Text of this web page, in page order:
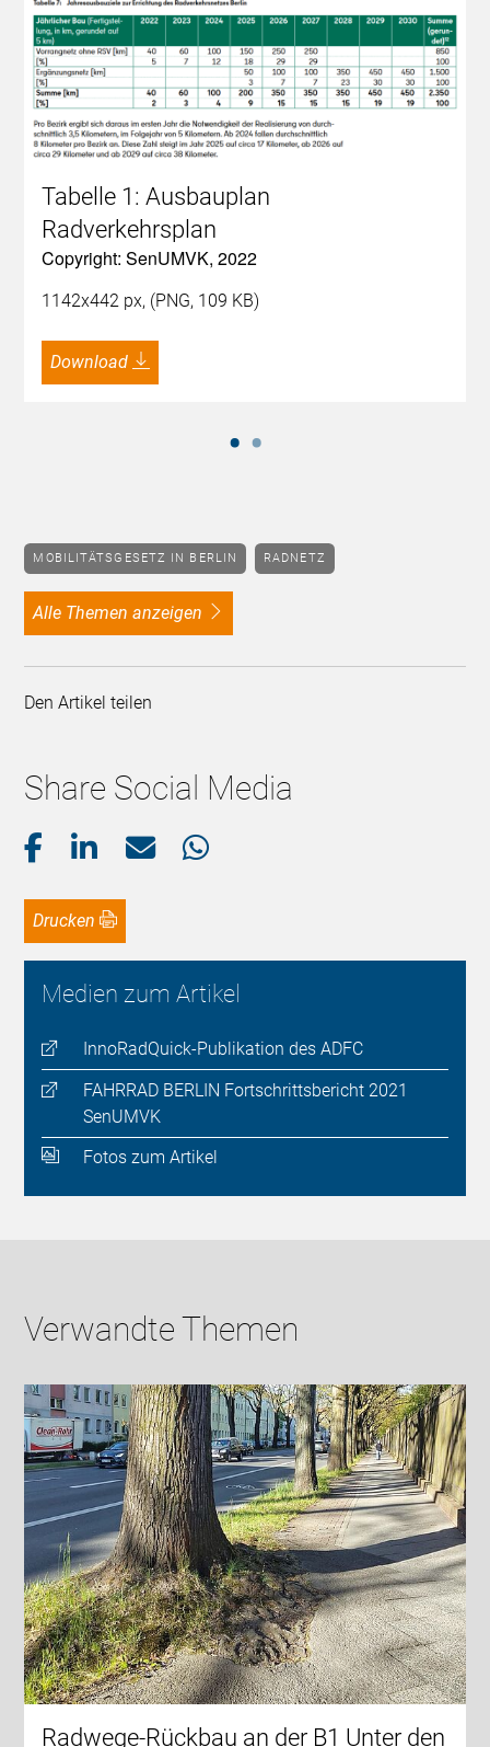
Tabelle 1: Ausbauplan
Radverkehrsplan
Copyright: SenUMVK, 2022
1142x442 px, (PNG, 109 KB)
Download
MOBILITÄTSGESETZ IN BERLIN RADNETZ
alle Themen anzeigen
Den Artikel teilen
Share Social Media
Drucken
Medien zum Artikel
InnoRadQuick-Publikation des ADFC
FAHRRAD BERLIN Fortschrittsbericht 2021
SenUMVK
Fotos zum Artikel
Verwandte Themen
Radwege-Rückbau an der B1 Unter den